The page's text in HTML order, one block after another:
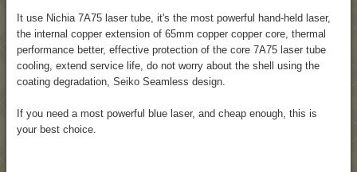
It use Nichia 7A75 laser tube, it's the most powerful hand-held laser,
the internal copper extension of 65mm copper copper core, thermal
performance better, effective protection of the core 7A75 laser tube
cooling, extend service life, do not worry about the shell using the
coating degradation, Seiko Seamless design.
If you need a most powerful blue laser, and cheap enough, this is
your best choice.